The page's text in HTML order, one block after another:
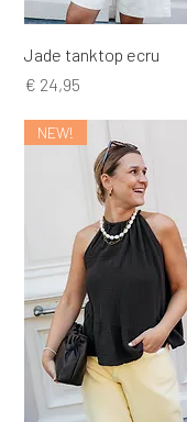
Jade tanktop ecru
Prijs
€ 24,95
NEW!